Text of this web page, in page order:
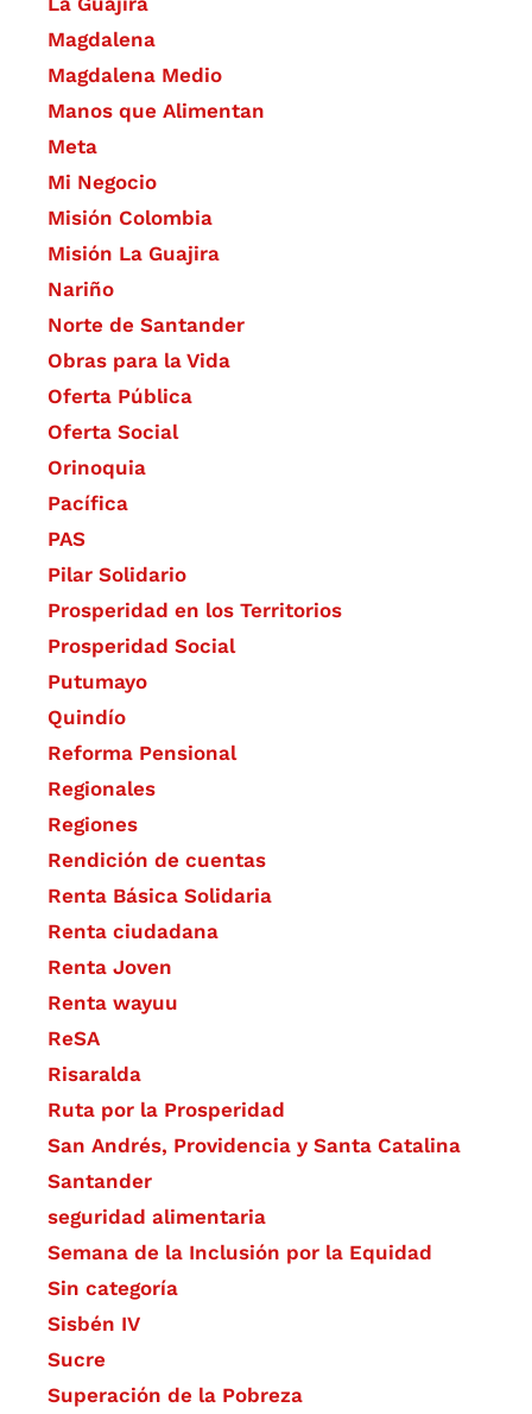
Magdalena
Magdalena Medio
Manos que Alimentan
Meta
Mi Negocio
Misión Colombia
Misión La Guajira
Nariño
Norte de Santander
Obras para la Vida
Oferta Pública
Oferta Social​​
Orinoquia
Pacífica
PAS
Pilar Solidario
Prosperidad en los Territorios
Prosperidad Social
Putumayo
Quindío
Reforma Pensional
Regionales
Regiones
Rendición de cuentas
Renta Básica Solidaria
Renta ciudadana
Renta Joven
Renta wayuu
ReSA
Risaralda
Ruta por la Prosperidad
San Andrés, Providencia y Santa Catalina
Santander
seguridad alimentaria
Semana de la Inclusión por la Equidad
Sin categoría
Sisbén IV
Sucre
Superación de la Pobreza